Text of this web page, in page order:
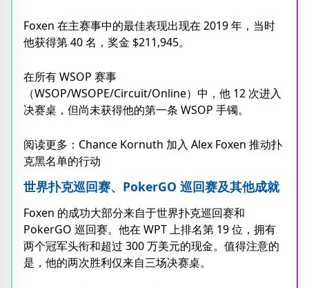
Foxen 在主赛事中的最佳表现出现在 2019 年，当时
他获得第 40 名，奖金 $211,945。
在所有 WSOP 赛事
（WSOP/WSOPE/Circuit/Online）中，他 12 次进入
决赛桌，但尚未获得他的第一条 WSOP 手镯。
阅读更多：Chance Kornuth 加入 Alex Foxen 推动扑
克黑名单的行动
世界扑克巡回赛、PokerGO 巡回赛及其他成就
Foxen 的成功大部分来自于世界扑克巡回赛和
PokerGO 巡回赛。他在 WPT 上排名第 19 位，拥有
两个冠军头衔和超过 300 万美元的现金。值得注意的
是，他的两次胜利仅来自三场决赛桌。